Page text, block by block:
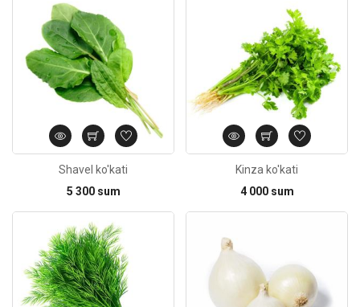
Shavel ko'kati
5 300 sum
Kod: 4382
Kinza ko'kati
4 000 sum